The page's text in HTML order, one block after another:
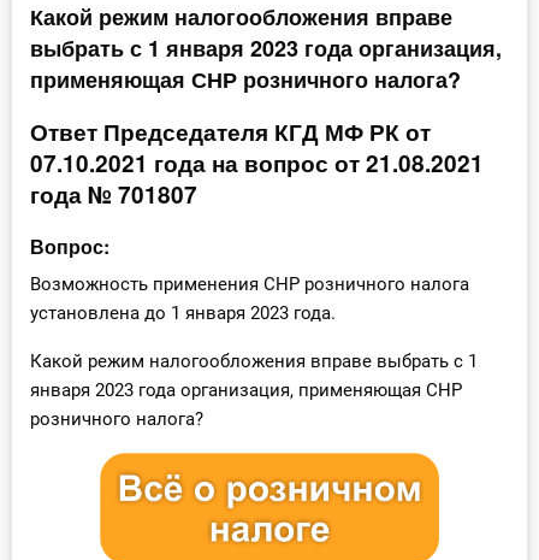
Консультации
Правовая база
Библиотека бухгалтера
Инструменты
Вебинары
Справочник бухгалтера
Участник ВЭД
Практика ИП
Кадры. Труд. Зарплата.
Учет по отраслям
Какой режим налогообложения вправе
выбрать с 1 января 2023 года организация,
применяющая СНР розничного налога?
Ответ Председателя КГД МФ РК от
07.10.2021 года на вопрос от 21.08.2021
года № 701807
Вопрос:
Возможность применения СНР розничного налога
установлена до 1 января 2023 года.
Какой режим налогообложения вправе выбрать с 1
января 2023 года организация, применяющая СНР
розничного налога?